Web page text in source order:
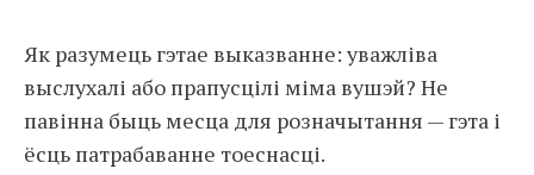
Як разумець гэтае выказванне: уважліва
выслухалі або прапусцілі міма вушэй? Не
павінна быць месца для розначытання — гэта і
ёсць патрабаванне тоеснасці.